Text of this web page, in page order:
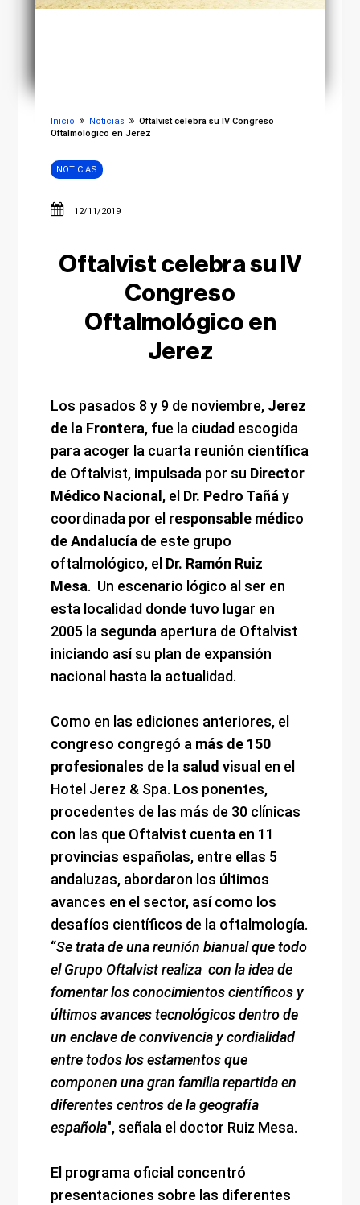
Inicio Noticias
Oftalvist celebra su IV Congreso
Oftalmológico en Jerez
NOTICIAS
12/11/2019
Oftalvist celebra su IV
Congreso
Oftalmológico en
Jerez
Los pasados 8 y 9 de noviembre, Jerez
de la Frontera, fue la ciudad escogida
para acoger la cuarta reunión científica
de Oftalvist, impulsada por su Director
Médico Nacional , el Dr. Pedro Tañá y
coordinada por el responsable médico
de Andalucía de este grupo
oftalmológico, el Dr. Ramón Ruiz
Mesa. Un escenario lógico al ser en
esta localidad donde tuvo lugar en
2005 la segunda apertura de Oftalvist
iniciando así su plan de expansión
nacional hasta la actualidad.
Como en las ediciones anteriores, el
congreso congregó a más de 150
profesionales de la salud visual en el
Hotel Jerez & Spa. Los ponentes,
procedentes de las más de 30 clínicas
con las que Oftalvist cuenta en 11
provincias españolas, entre ellas 5
andaluzas, abordaron los últimos
avances en el sector, así como los
desafíos científicos de la oftalmología.
“Se trata de una reunión bianual que todo
el Grupo Oftalvist realiza con la idea de
fomentar los conocimientos científicos y
últimos avances tecnológicos dentro de
un enclave de convivencia y cordialidad
entre todos los estamentos que
componen una gran familia repartida en
diferentes centros de la geografía
española", señala el doctor Ruiz Mesa.
El programa oficial concentró
presentaciones sobre las diferentes